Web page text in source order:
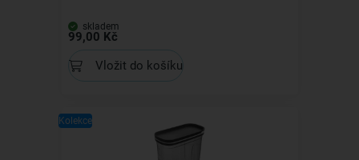
skladem
99,00 Kč
Vložit do košíku
Kolekce